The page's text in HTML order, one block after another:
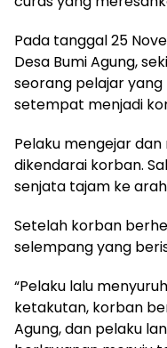
Pada tanggal 25
Desa Bumi Agung,
seorang pelajar
setempat menjadi
Pelaku mengejar
dikendarai korban.
senjata tajam ke
Setelah korban
selempang yang
“Pelaku lalu
ketakutan, korban
Agung, dan pelaku